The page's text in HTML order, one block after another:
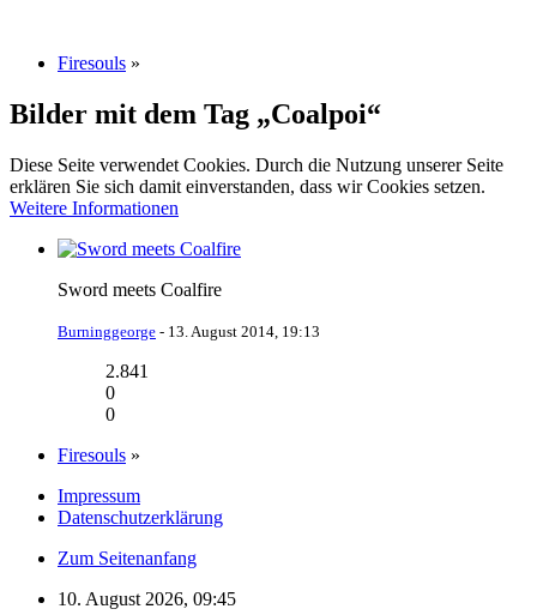
Firesouls »
Bilder mit dem Tag „Coalpoi“
Diese Seite verwendet Cookies. Durch die Nutzung unserer Seite
erklären Sie sich damit einverstanden, dass wir Cookies setzen.
Weitere Informationen
Sword meets Coalfire
Burninggeorge - 13. August 2014, 19:13
2.841
0
0
Firesouls »
Impressum
Datenschutzerklärung
Zum Seitenanfang
10. August 2026, 09:45